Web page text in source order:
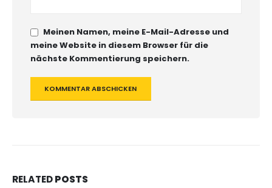
Meinen Namen, meine E-Mail-Adresse und
meine Website in diesem Browser für die
nächste Kommentierung speichern.
RELATEDPOSTS